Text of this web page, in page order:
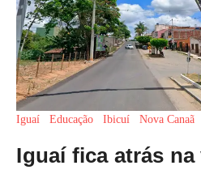
Iguaí Educação Ibicuí Nova Canaã
Iguaí fica atrás